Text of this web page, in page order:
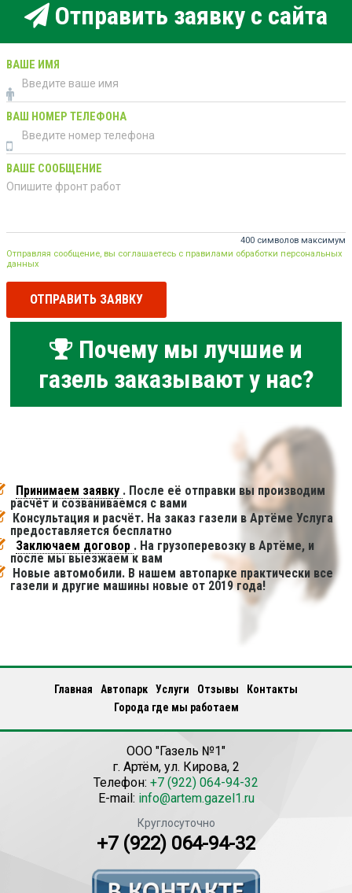
Отправить заявку с сайта
ВАШЕ ИМЯ
ВАШ НОМЕР ТЕЛЕФОНА
ВАШЕ СООБЩЕНИЕ
400 символов максимум
Отправляя сообщение, вы соглашаетесь с правилами обработки персональных
данных
ОТПРАВИТЬ ЗАЯВКУ
Почему мы лучшие и
газель заказывают у нас?
Принимаем заявку . После её отправки вы производим
расчёт и созваниваемся с вами
Консультация и расчёт. На заказ газели в Артёме Услуга
предоставляется бесплатно
Заключаем договор . На грузоперевозку в Артёме, и
после мы выезжаем к вам
Новые автомобили. В нашем автопарке практически все
газели и другие машины новые от 2019 года!
Главная Автопарк Услуги Отзывы
Контакты
Города где мы работаем
ООО "Газель №1"
г. Артём, ул. Кирова, 2
Телефон: +7 (922) 064-94-32
E-mail: info@artem.gazel1.ru
Круглосуточно
+7 (922) 064-94-32